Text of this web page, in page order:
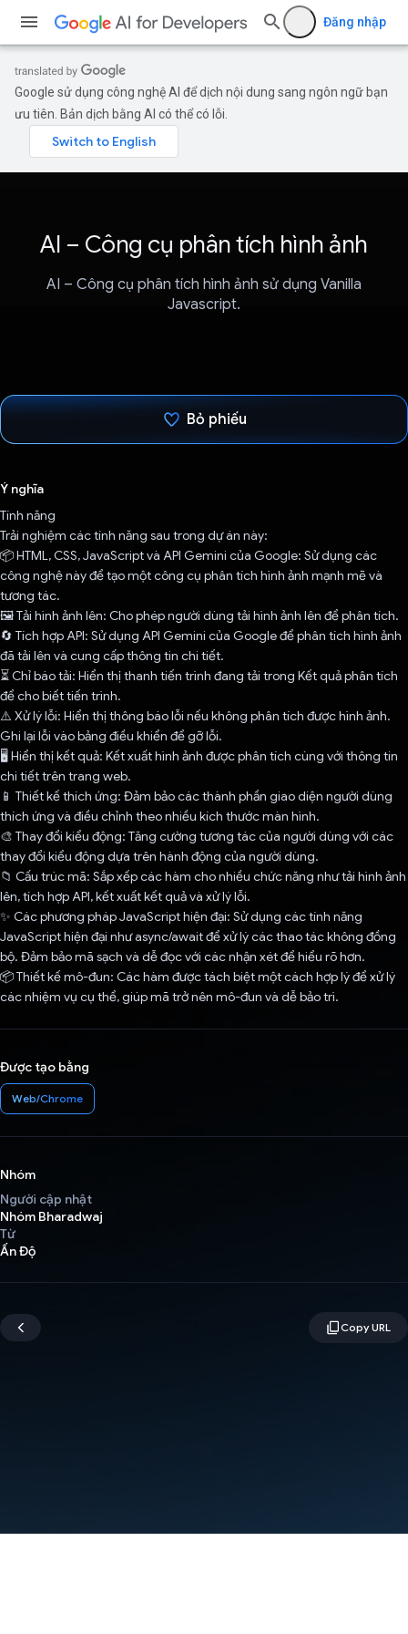
Đăng nhập
Google sử dụng công nghệ AI để dịch nội dung sang ngôn ngữ bạn
ưu tiên. Bản dịch bằng AI có thể có lỗi.
AI – Công cụ phân tích hình ảnh
AI – Công cụ phân tích hình ảnh sử dụng Vanilla
Javascript.
Bỏ phiếu
Ý nghĩa
Tính năng
Trải nghiệm các tính năng sau trong dự án này:
📦 HTML, CSS, JavaScript và API Gemini của Google: Sử dụng các
công nghệ này để tạo một công cụ phân tích hình ảnh mạnh mẽ và
tương tác.
🖼️ Tải hình ảnh lên: Cho phép người dùng tải hình ảnh lên để phân tích.
🔄 Tích hợp API: Sử dụng API Gemini của Google để phân tích hình ảnh
đã tải lên và cung cấp thông tin chi tiết.
⏳ Chỉ báo tải: Hiển thị thanh tiến trình đang tải trong Kết quả phân tích
để cho biết tiến trình.
⚠️ Xử lý lỗi: Hiển thị thông báo lỗi nếu không phân tích được hình ảnh.
Ghi lại lỗi vào bảng điều khiển để gỡ lỗi.
🖥️ Hiển thị kết quả: Kết xuất hình ảnh được phân tích cùng với thông tin
chi tiết trên trang web.
📱 Thiết kế thích ứng: Đảm bảo các thành phần giao diện người dùng
thích ứng và điều chỉnh theo nhiều kích thước màn hình.
🎨 Thay đổi kiểu động: Tăng cường tương tác của người dùng với các
thay đổi kiểu động dựa trên hành động của người dùng.
📁 Cấu trúc mã: Sắp xếp các hàm cho nhiều chức năng như tải hình ảnh
lên, tích hợp API, kết xuất kết quả và xử lý lỗi.
✨ Các phương pháp JavaScript hiện đại: Sử dụng các tính năng
JavaScript hiện đại như async/await để xử lý các thao tác không đồng
bộ. Đảm bảo mã sạch và dễ đọc với các nhận xét để hiểu rõ hơn.
📦 Thiết kế mô-đun: Các hàm được tách biệt một cách hợp lý để xử lý
các nhiệm vụ cụ thể, giúp mã trở nên mô-đun và dễ bảo trì.
Được tạo bằng
Web/Chrome
Nhóm
Người cập nhật
Nhóm Bharadwaj
Từ
Ấn Độ